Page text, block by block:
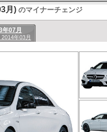
月) のマイナーチェンジ
年07月
2014年03月